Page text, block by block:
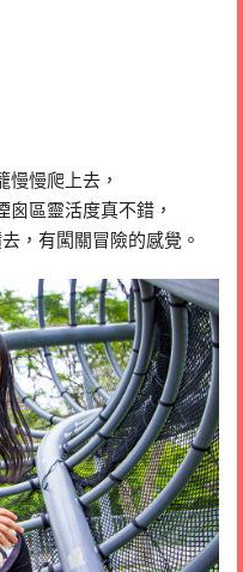
慢慢爬上去，
囪區靈活度真不錯，
，有闖關冒險的感覺。